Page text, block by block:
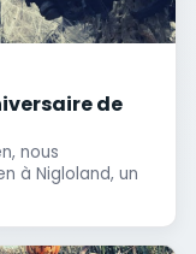
de
nous
à Nigloland, un